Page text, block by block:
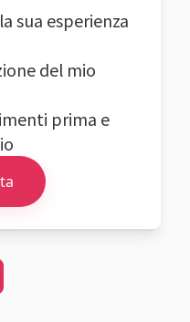
sua esperienza
del mio
prima e